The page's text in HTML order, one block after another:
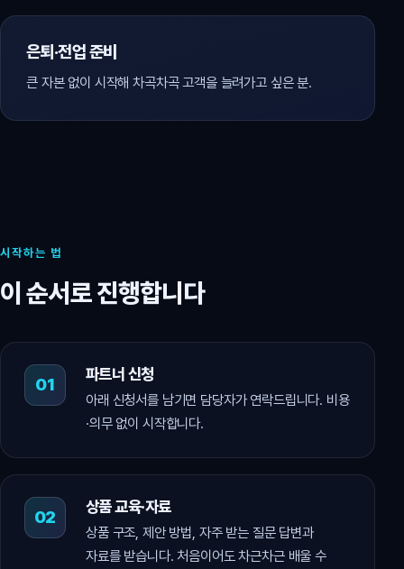
은퇴·전업 준비
큰 자본 없이 시작해 차곡차곡 고객을 늘려가고 싶은 분.
시작하는 법
이 순서로 진행합니다
파트너 신청
아래 신청서를 남기면 담당자가 연락드립니다. 비용
·의무 없이 시작합니다.
상품 교육·자료
상품 구조, 제안 방법, 자주 받는 질문 답변과
자료를 받습니다. 처음이어도 차근차근 배울 수